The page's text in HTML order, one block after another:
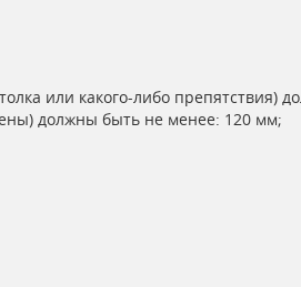
или какого-либо препятствия)
должны быть не менее: 120 мм;